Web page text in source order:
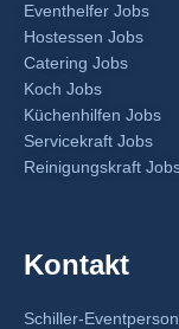
Eventhelfer Jobs
Hostessen Jobs
Catering Jobs
Koch Jobs
Küchenhilfen Jobs
Servicekraft Jobs
Reinigungskraft
Kontakt
Schiller-